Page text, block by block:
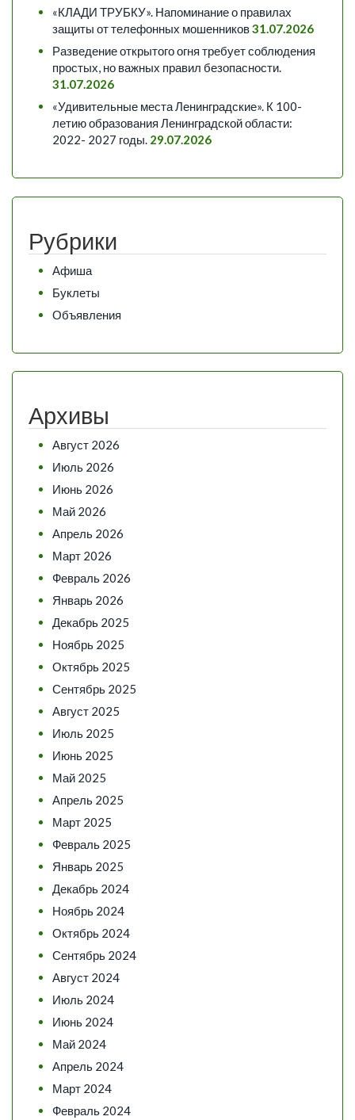
«КЛАДИ ТРУБКУ». Напоминание о правилах
защиты от телефонных мошенников31.07.2026
Разведение открытого огня требует соблюдения
простых, но важных правил безопасности.
31.07.2026
«Удивительные места Ленинградские». К 100-
летию образования Ленинградской области:
2022- 2027 годы. 29.07.2026
Рубрики
Афиша
Буклеты
Объявления
Архивы
Август 2026
Июль 2026
Июнь 2026
Май 2026
Апрель 2026
Март 2026
Февраль 2026
Январь 2026
Декабрь 2025
Ноябрь 2025
Октябрь 2025
Сентябрь 2025
Август 2025
Июль 2025
Июнь 2025
Май 2025
Апрель 2025
Март 2025
Февраль 2025
Январь 2025
Декабрь 2024
Ноябрь 2024
Октябрь 2024
Сентябрь 2024
Август 2024
Июль 2024
Июнь 2024
Май 2024
Апрель 2024
Март 2024
Февраль 2024